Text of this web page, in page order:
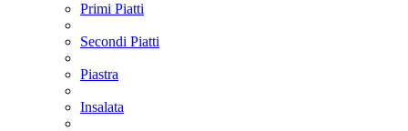
Primi Piatti
Secondi Piatti
Piastra
Insalata